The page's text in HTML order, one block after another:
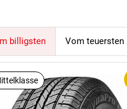
billigsten Vom teuersten